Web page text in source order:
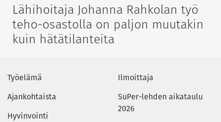
Lähihoitaja Johanna Rahkolan työ
teho-osastolla on paljon muutakin
kuin hätätilanteita
Työelämä
Ajankohtaista
Hyvinvointi
Ilmoittaja
SuPer-lehden aikataulu
2026